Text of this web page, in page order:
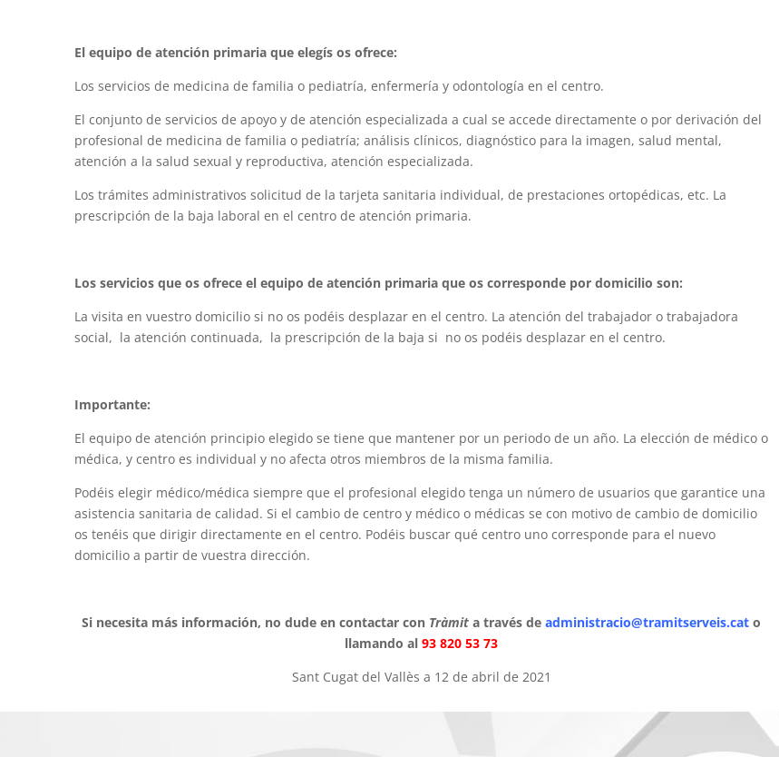
El equipo de atención primaria que elegís os ofrece:
Los servicios de medicina de familia o pediatría, enfermería y odontología en el centro.
El conjunto de servicios de apoyo y de atención especializada a cual se accede directamente o por derivación del
profesional de medicina de familia o pediatría; análisis clínicos, diagnóstico para la imagen, salud mental,
atención a la salud sexual y reproductiva, atención especializada.
Los trámites administrativos solicitud de la tarjeta sanitaria individual, de prestaciones ortopédicas, etc. La
prescripción de la baja laboral en el centro de atención primaria.
Los servicios que os ofrece el equipo de atención primaria que os corresponde por domicilio son:
La visita en vuestro domicilio si no os podéis desplazar en el centro. La atención del trabajador o trabajadora
social, la atención continuada, la prescripción de la baja si no os podéis desplazar en el centro.
Importante:
El equipo de atención principio elegido se tiene que mantener por un periodo de un año. La elección de médico o
médica, y centro es individual y no afecta otros miembros de la misma familia.
Podéis elegir médico/médica siempre que el profesional elegido tenga un número de usuarios que garantice una
asistencia sanitaria de calidad. Si el cambio de centro y médico o médicas se con motivo de cambio de domicilio
os tenéis que dirigir directamente en el centro. Podéis buscar qué centro uno corresponde para el nuevo
domicilio a partir de vuestra dirección.
Si necesita más información, no dude en contactar con Tràmit a través de administracio@tramitserveis.cat o
llamando al 93 820 53 73
Sant Cugat del Vallès a 12 de abril de 2021